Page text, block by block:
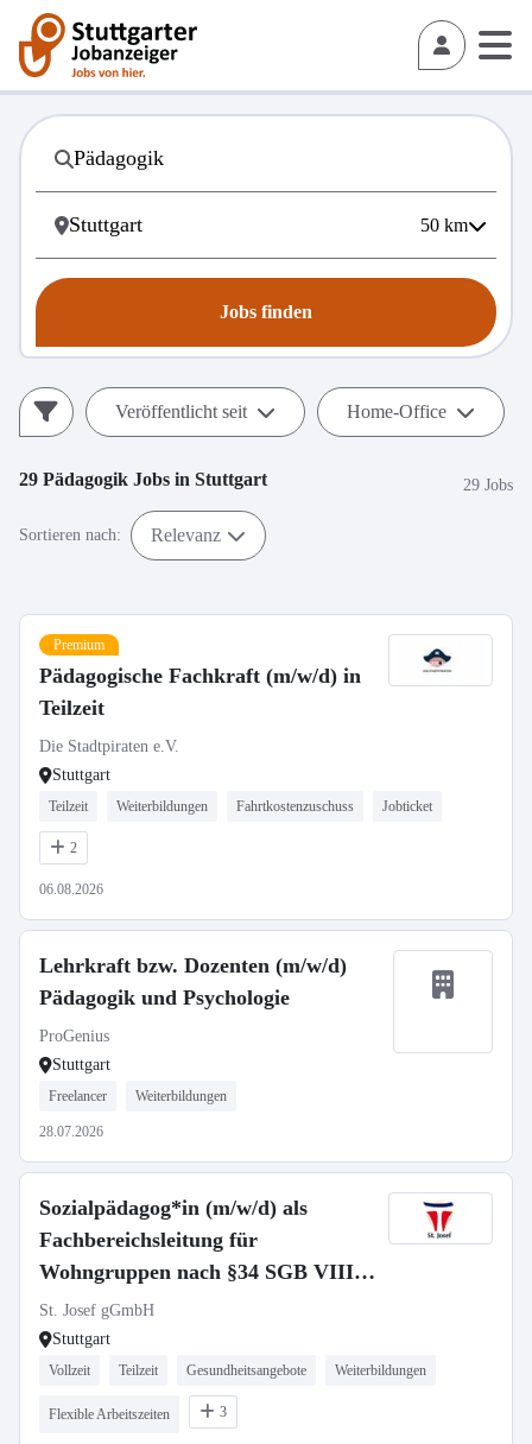
50 km
Jobs finden
Veröffentlicht seit Home-Office
29 Pädagogik Jobs in Stuttgart 29 Jobs
Sortieren nach: Relevanz
Premium
Pädagogische Fachkraft (m/w/d) in
Teilzeit
Die Stadtpiraten e.V.
Stuttgart
Teilzeit Weiterbildungen Fahrtkostenzuschuss Jobticket
2
06.08.2026
Lehrkraft bzw. Dozenten (m/w/d)
Pädagogik und Psychologie
ProGenius
Stuttgart
Freelancer Weiterbildungen
28.07.2026
Sozialpädagog*in (m/w/d) als
Fachbereichsleitung für
Wohngruppen nach §34 SGB VIII -
Vollzeit / Teilzeit
St. Josef gGmbH
Stuttgart
Vollzeit Teilzeit Gesundheitsangebote Weiterbildungen
Flexible Arbeitszeiten 3